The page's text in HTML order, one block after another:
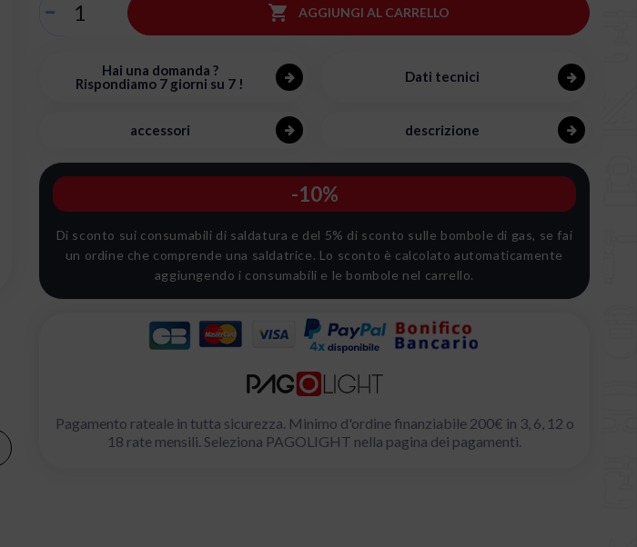
 AGGIUNGI AL CARRELLO
Hai una domanda ?
Rispondiamo 7 giorni su 7 !
Dati tecnici
accessori descrizione
-10%
Di sconto sui consumabili di saldatura e del 5% di sconto sulle bombole di gas, se fai
un ordine che comprende una saldatrice. Lo sconto è calcolato automaticamente
aggiungendo i consumabili e le bombole nel carrello.
Pagamento rateale in tutta sicurezza. Minimo d'ordine finanziabile 200€ in 3, 6, 12 o
18 rate mensili. Seleziona PAGOLIGHT nella pagina dei pagamenti.